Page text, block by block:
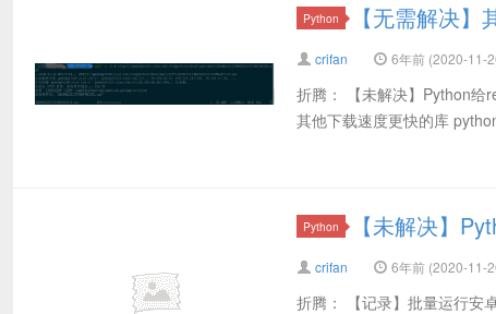
Python 【无需解决
crifan 6年前 (2020-11-
折腾： 【未解决】Python给
其他下载速度更快的库
Python 【未解决】
crifan 6年前 (2020-11-
折腾： 【记录】批量运行安